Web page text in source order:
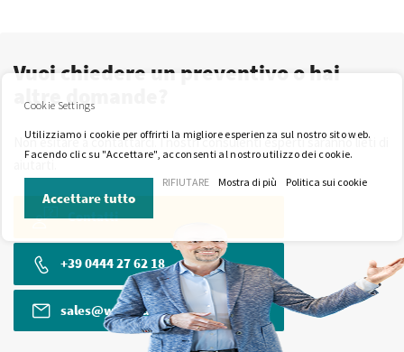
Vuoi chiedere un preventivo o hai
altre domande?
Non esitare a contattarci. I nostri consulenti esperti saranno lieti di
Contatti
+39 0444 27 62 18
sales@wkk-europe.it
Cookie Settings
Utilizziamo i cookie per offrirti la migliore esperienza sul nostro sito web.
Facendo clic su "Accettare", acconsenti al nostro utilizzo dei cookie.
Accettare tutto
RIFIUTARE Mostra di più Politica sui cookie